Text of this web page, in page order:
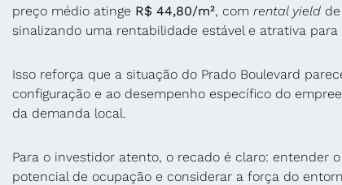
preço médio atinge R$ 44,80/m², com rental yield de
sinalizando uma rentabilidade estável e atrativa para
Isso reforça que a situação do Prado Boulevard
configuração e ao desempenho específico do
da demanda local.
Para o investidor atento, o recado é claro: entender
potencial de ocupação e considerar a força do